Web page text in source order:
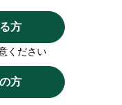
方
ください
方